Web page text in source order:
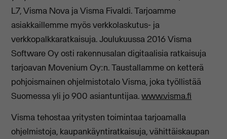
L7, Visma Nova ja Visma Fivaldi. Tarjoamme
asiakkaillemme myös verkkolaskutus- ja
verkkopalkkaratkaisuja. Joulukuussa 2016 Visma
Software Oy osti rakennusalan digitaalisia ratkaisuja
tarjoavan Movenium Oy:n. Taustallamme on ketterä
pohjoismainen ohjelmistotalo Visma, joka työllistää
Suomessa yli jo 900 asiantuntijaa.www.visma.fi
Visma tehostaa yritysten toimintaa tarjoamalla
ohjelmistoja, kaupankäyntiratkaisuja, vähittäiskaupan